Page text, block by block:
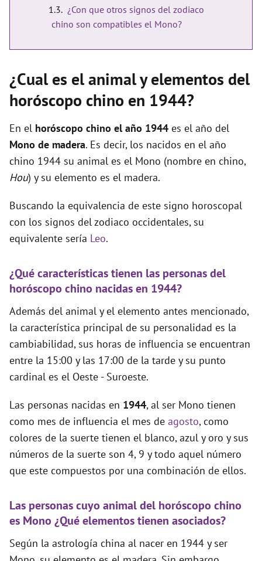
¿Con que otros signos del zodiaco
chino son compatibles el Mono?
¿Cual es el animal y elementos del
horóscopo chino en 1944?
En el horóscopo chino el año 1944 es el año del
Mono de madera. Es decir, los nacidos en el año
chino 1944 su animal es el Mono (nombre en chino,
Hou) y su elemento es el madera.
Buscando la equivalencia de este signo horoscopal
con los signos del zodiaco occidentales, su
equivalente sería Leo.
¿Qué características tienen las personas del
horóscopo chino nacidas en 1944?
Además del animal y el elemento antes mencionado,
la característica principal de su personalidad es la
cambiabilidad, sus horas de influencia se encuentran
entre la 15:00 y las 17:00 de la tarde y su punto
cardinal es el Oeste - Suroeste.
Las personas nacidas en 1944, al ser Mono tienen
como mes de influencia el mes de agosto, como
colores de la suerte tienen el blanco, azul y oro y sus
números de la suerte son 4, 9 y todo aquel número
que este compuestos por una combinación de ellos.
Las personas cuyo animal del horóscopo chino
es Mono ¿Qué elementos tienen asociados?
Según la astrología china al nacer en 1944 y ser